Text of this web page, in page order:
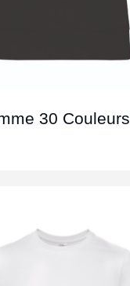
30 Couleurs